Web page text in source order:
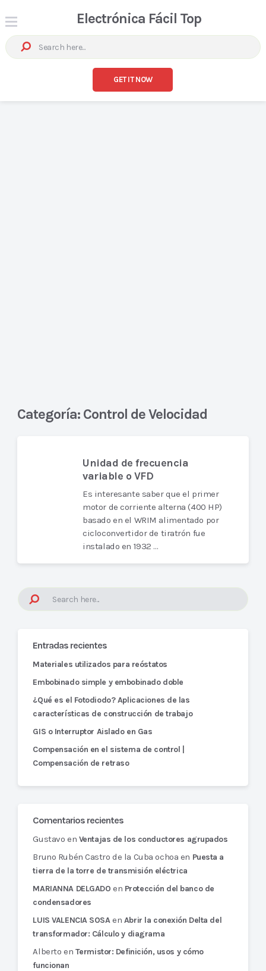
Electrónica Fácil Top
GET IT NOW
Categoría: Control de Velocidad
Unidad de frecuencia
variable o VFD
Es interesante saber que el primer
motor de corriente alterna (400 HP)
basado en el WRIM alimentado por
cicloconvertidor de tiratrón fue
instalado en 1932 …
Entradas recientes
Materiales utilizados para reóstatos
Embobinado simple y embobinado doble
¿Qué es el Fotodiodo? Aplicaciones de las
características de construcción de trabajo
GIS o Interruptor Aislado en Gas
Compensación en el sistema de control |
Compensación de retraso
Comentarios recientes
Gustavo en Ventajas de los conductores agrupados
Bruno Rubén Castro de la Cuba ochoa en Puesta a
tierra de la torre de transmisión eléctrica
MARIANNA DELGADO en Protección del banco de
condensadores
LUIS VALENCIA SOSAen Abrir la conexión Delta del
transformador: Cálculo y diagrama
Alberto en Termistor: Definición, usos y cómo
funcionan